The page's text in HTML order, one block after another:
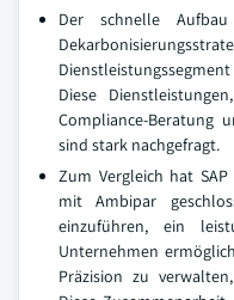
Der schnelle
Diese
Compliance-Beratung
sind stark nachgefragt.
Zum Vergleich hat
mit Ambipar
einzuführen, ein
Unternehmen
Präzision zu